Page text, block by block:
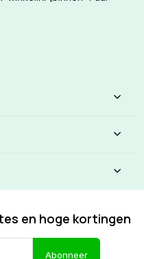
en hoge kortingen
Abonneer